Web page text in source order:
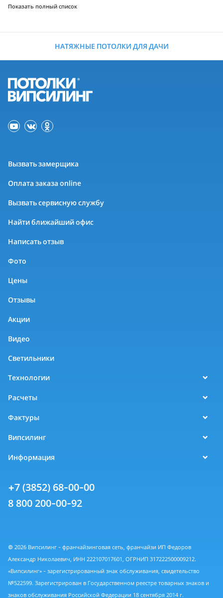
Показать полный список
НАТЯЖНЫЕ ПОТОЛКИ ДЛЯ ДАЧИ
Вызвать замерщика
Оплата заказа online
Вызвать сервисную службу
Найти ближайший офис
Написать отзыв
Фото
Цены
Отзывы
Акции
Видео
Светильники
Технологии
Расчеты
Фактуры
Випсилинг
Информация
+7 (3852) 68-00-00
8 800 200-00-92
© 2026 Випсилинг - франчайзинговая сеть, франчайзи ИП Федоров
Александр Николаевич, ИНН 222107017601, ОГРНИП 317222500009212.
«Випсилинг» - зарегистрированный знак обслуживания, свидетельство
№522599. Зарегистрирован в Государственном реестре товарных знаков и
знаков обслуживания Российской Федерации 18 сентября 2014 г.